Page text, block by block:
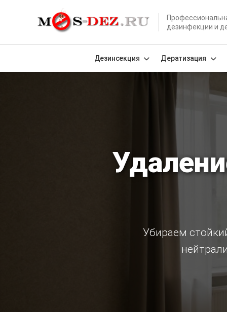
дезинфекции и
Дезинсекция Дератизация
Убираем